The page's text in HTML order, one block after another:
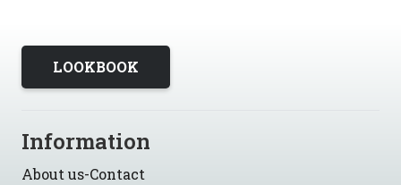
LOOKBOOK
Information
About us-Contact